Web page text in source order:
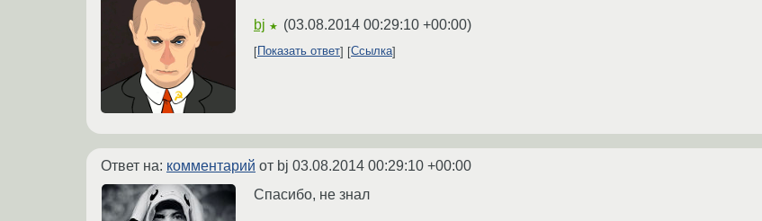
bj ★ (03.08.2014 00:29:10 +00:00)
Показать ответ Ссылка
Ответ на: комментарий от bj 03.08.2014 00:29:10 +00:00
Спасибо, не знал